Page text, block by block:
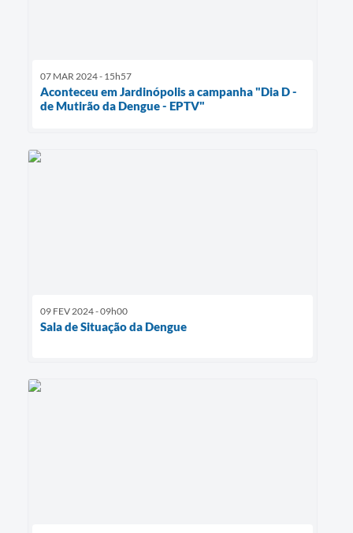
07 MAR 2024 - 15h57
Aconteceu em Jardinópolis a campanha "Dia D -
de Mutirão da Dengue - EPTV"
09 FEV 2024 - 09h00
Sala de Situação da Dengue